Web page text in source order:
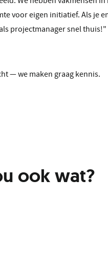
voor eigen initiatief. Als je
projectmanager snel thuis!"
— we maken graag kennis.
ook wat?